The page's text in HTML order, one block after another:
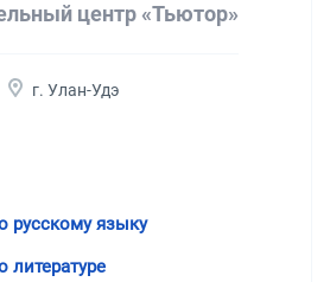
центр «Тьютор»
г. Улан-Удэ
русскому языку
литературе